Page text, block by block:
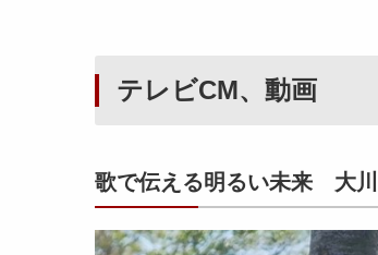
テレビCM、動画
歌で伝える明るい未来 大川